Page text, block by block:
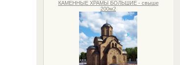
КАМЕННЫЕ ХРАМЫ БОЛЬШИЕ - свыше
200м2